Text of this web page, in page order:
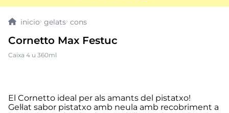
gelats cons
Cornetto Max Festuc
Caixa 4 u 360ml
El Cornetto ideal per als amants del pistatxo!
Gel·lat sabor pistatxo amb neula amb recobriment a
1. helados sirena
3. patatas
5. verduras